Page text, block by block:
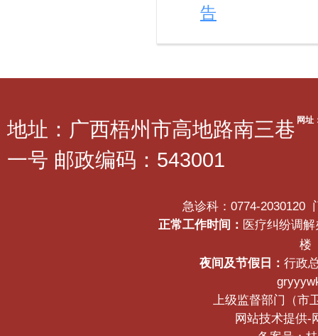
告
网址
地址：广西梧州市高地路南三巷
一号 邮政编码：543001
急诊科：0774-2030120
正常工作时间： 医疗纠纷调
楼
夜间及节假日： 行政
上级监督部门（市
网站技术提供-